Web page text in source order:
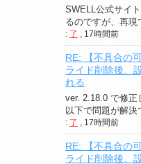
SWELL公式サイ
るのですが、再現
: 了 17時間前
RE: 【不具合の
ライド削除後、
れる
ver. 2.18.0 で修正
以下で問題が解決
: 了 17時間前
RE: 【不具合の
ライド削除後、